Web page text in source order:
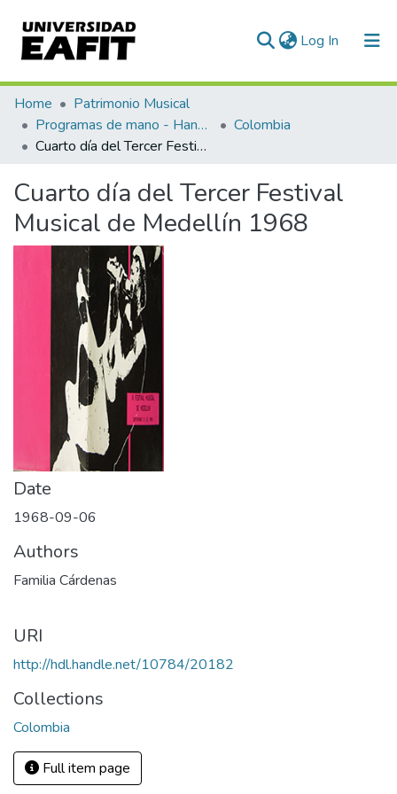
Log In (current)
Communities & Collections
All of DSpace
Home
Patrimonio Musical
Programas de mano - Hand programs
Colombia
Cuarto día del Tercer Festival Musical de Medellín 1968
Cuarto día del Tercer Festival
Musical de Medellín 1968
Date
1968-09-06
Authors
Familia Cárdenas
URI
http://hdl.handle.net/10784/20182
Collections
Colombia
Full item page